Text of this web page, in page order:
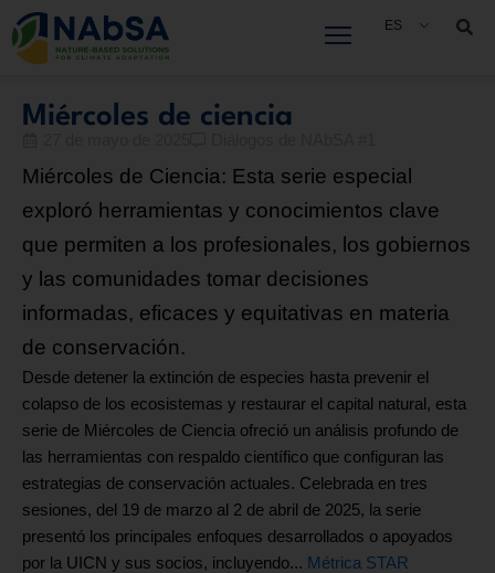
Saltar
contenido
ES
Miércoles de ciencia
Miércoles de Ciencia: Esta serie especial
exploró herramientas y conocimientos clave
que permiten a los profesionales, los gobiernos
y las comunidades tomar decisiones
informadas, eficaces y equitativas en materia
de conservación.
Desde detener la extinción de especies hasta prevenir el
colapso de los ecosistemas y restaurar el capital natural, esta
serie de Miércoles de Ciencia ofreció un análisis profundo de
las herramientas con respaldo científico que configuran las
estrategias de conservación actuales. Celebrada en tres
sesiones, del 19 de marzo al 2 de abril de 2025, la serie
presentó los principales enfoques desarrollados o apoyados
por la UICN y sus socios, incluyendo... Métrica STAR